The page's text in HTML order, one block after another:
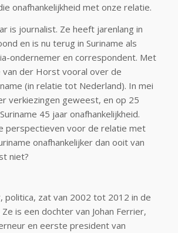
onafhankelijkheid met onze relatie.
is journalist. Ze heeft jarenlang in
en is nu terug in Suriname als
ondernemer en correspondent. Met
van der Horst vooral over de
(in relatie tot Nederland). In mei
verkiezingen geweest, en op 25
45 jaar onafhankelijkheid.
perspectieven voor de relatie met
onafhankelijker dan ooit van
niet?
politica, zat van 2002 tot 2012 in de
is een dochter van Johan Ferrier,
en eerste president van